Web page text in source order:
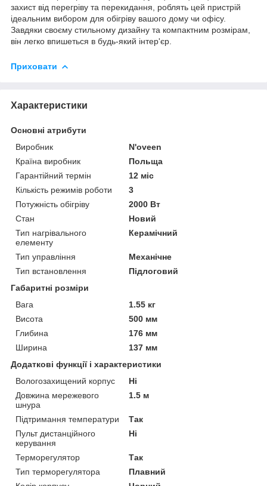
захист від перегріву та перекидання, роблять цей пристрій
ідеальним вибором для обігріву вашого дому чи офісу.
Завдяки своєму стильному дизайну та компактним розмірам,
він легко впишеться в будь-який інтер'єр.
Приховати
Характеристики
Основні атрибути
Виробник
N'oveen
Країна виробник
Польща
Гарантійний термін
12 міс
Кількість режимів роботи
3
Потужність обігріву
2000 Вт
Стан
Новий
Тип нагрівального
елементу
Керамічний
Тип управління
Механічне
Тип встановлення
Підлоговий
Габаритні розміри
Вага
1.55 кг
Висота
500 мм
Глибина
176 мм
Ширина
137 мм
Додаткові функції і характеристики
Вологозахищений корпус
Ні
Довжина мережевого
шнура
1.5 м
Підтримання температури
Так
Пульт дистанційного
керування
Ні
Терморегулятор
Так
Тип терморегулятора
Плавний